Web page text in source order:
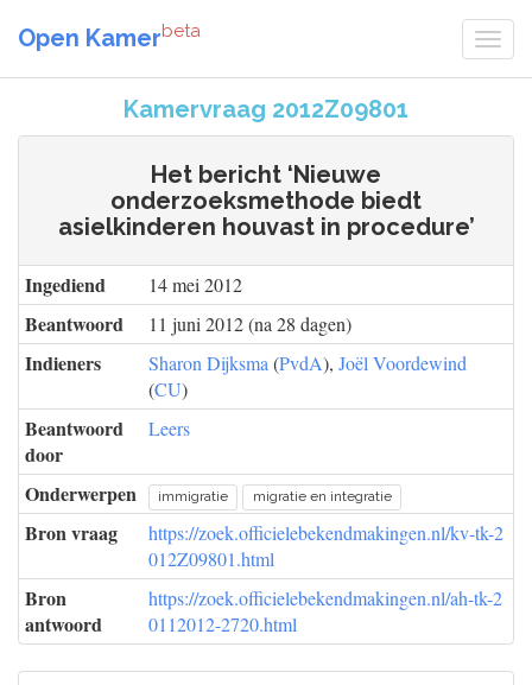
Open Kamerbeta
Kamervraag 2012Z09801
Het bericht ‘Nieuwe
onderzoeksmethode biedt
asielkinderen houvast in procedure’
Ingediend 14 mei 2012
Beantwoord 11 juni 2012 (na 28 dagen)
Indieners Sharon Dijksma (PvdA), Joël Voordewind
(CU)
Beantwoord
door
Leers
Onderwerpen immigratie migratie en integratie
Bron vraag
https://zoek.officielebekendmakingen.nl/kv-tk-2
012Z09801.html
Bron
antwoord
https://zoek.officielebekendmakingen.nl/ah-tk-2
0112012-2720.html